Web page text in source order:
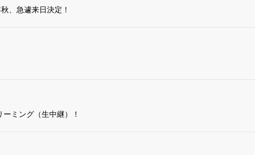
、急遽来日決定！
ミング（生中継）！